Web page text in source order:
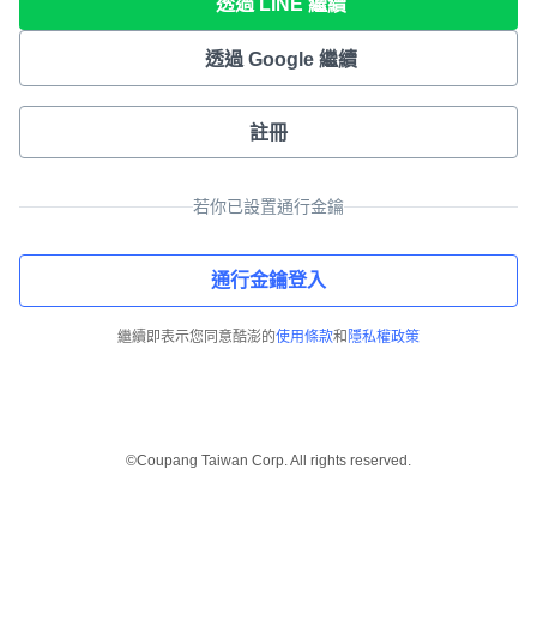
透過 LINE 繼續
透過 Google 繼續
註冊
若你已設置通行金鑰
通行金鑰登入
繼續即表示您同意酷澎的使用條款和 隱私權政策
©Coupang Taiwan Corp. All rights reserved.